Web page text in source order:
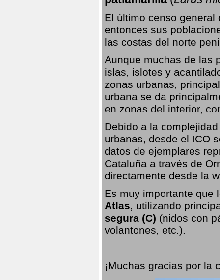
El último censo
entonces sus
las costas del norte
Aunque muchas de las
islas, islotes y
zonas urbanas,
urbana se da
en zonas del interior,
Debido a la
urbanas, desde el ICO
datos de ejemplares
Cataluña a través de
directamente desde la
Es muy importante que
Atlas, utilizando
segura (C) (nidos con
volantones, etc.).
¡Muchas gracias por la